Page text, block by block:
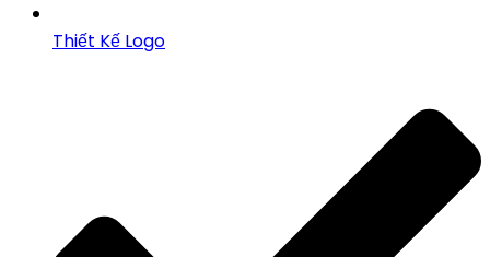
Thiết Kế Logo